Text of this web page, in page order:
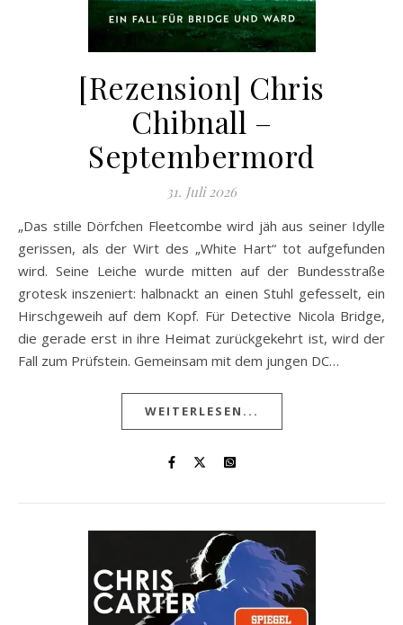
[Rezension] Chris
Chibnall –
Septembermord
31. Juli 2026
„Das stille Dörfchen Fleetcombe wird jäh aus seiner Idylle
gerissen, als der Wirt des „White Hart“ tot aufgefunden
wird. Seine Leiche wurde mitten auf der Bundesstraße
grotesk inszeniert: halbnackt an einen Stuhl gefesselt, ein
Hirschgeweih auf dem Kopf. Für Detective Nicola Bridge,
die gerade erst in ihre Heimat zurückgekehrt ist, wird der
Fall zum Prüfstein. Gemeinsam mit dem jungen DC…
WEITERLESEN...